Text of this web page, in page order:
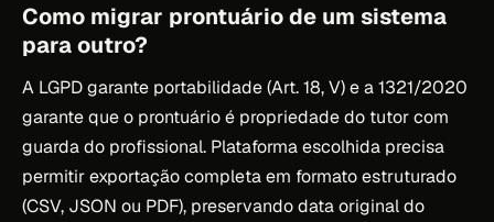
Como migrar prontuário de um sistema
para outro?
A LGPD garante portabilidade (Art. 18, V) e a 1321/2020
garante que o prontuário é propriedade do tutor com
guarda do profissional. Plataforma escolhida precisa
permitir exportação completa em formato estruturado
(CSV, JSON ou PDF), preservando data original do